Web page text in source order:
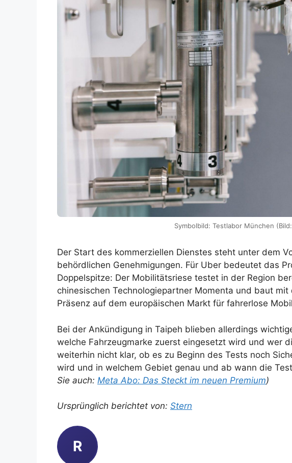
Symbolbild: Testlabor München
Der Start des kommerziellen Dienstes steht unter dem
behördlichen Genehmigungen. Für Uber bedeutet das
Doppelspitze: Der Mobilitätsriese testet in der Region
chinesischen Technologiepartner Momenta und baut
Präsenz auf dem europäischen Markt für fahrerlose
Bei der Ankündigung in Taipeh blieben allerdings
welche Fahrzeugmarke zuerst eingesetzt wird und wer
weiterhin nicht klar, ob es zu Beginn des Tests noch
wird und in welchem Gebiet genau und ab wann die
Sie auch: Meta Abo: Das Steckt im neuen Premium)
Ursprünglich berichtet von: Stern
R